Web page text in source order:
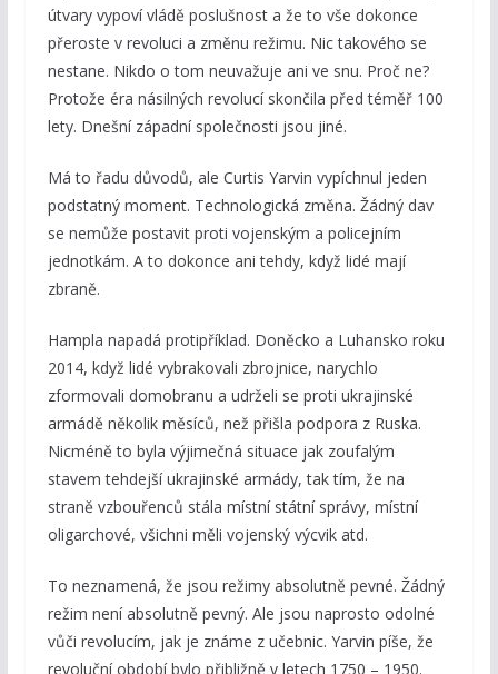
útvary vypoví vládě poslušnost a že to vše dokonce
přeroste v revoluci a změnu režimu. Nic takového se
nestane. Nikdo o tom neuvažuje ani ve snu. Proč ne?
Protože éra násilných revolucí skončila před téměř 100
lety. Dnešní západní společnosti jsou jiné.
Má to řadu důvodů, ale Curtis Yarvin vypíchnul jeden
podstatný moment. Technologická změna. Žádný dav
se nemůže postavit proti vojenským a policejním
jednotkám. A to dokonce ani tehdy, když lidé mají
zbraně.
Hampla napadá protipříklad. Doněcko a Luhansko roku
2014, když lidé vybrakovali zbrojnice, narychlo
zformovali domobranu a udrželi se proti ukrajinské
armádě několik měsíců, než přišla podpora z Ruska.
Nicméně to byla výjimečná situace jak zoufalým
stavem tehdejší ukrajinské armády, tak tím, že na
straně vzbouřenců stála místní státní správy, místní
oligarchové, všichni měli vojenský výcvik atd.
To neznamená, že jsou režimy absolutně pevné. Žádný
režim není absolutně pevný. Ale jsou naprosto odolné
vůči revolucím, jak je známe z učebnic. Yarvin píše, že
revoluční období bylo přibližně v letech 1750 – 1950.